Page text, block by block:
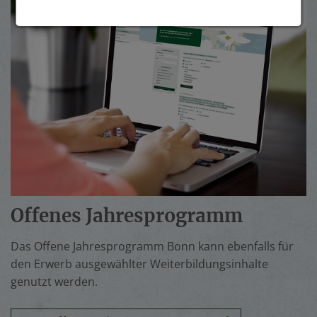
Offenes Jahresprogramm
Das Offene Jahresprogramm Bonn kann ebenfalls für
den Erwerb ausgewählter Weiterbildungsinhalte
genutzt werden.